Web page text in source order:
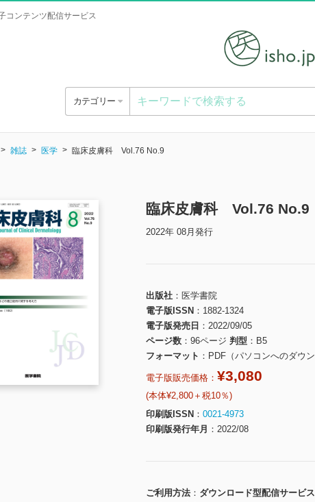
コンテンツ配信サービス
カテゴリー
雑誌 医学 臨床皮膚科 Vol.76 No.9
臨床皮膚科 Vol.76 No.9
2022年 08月発行
出版社
医学書院
電子版ISSN
1882-1324
電子版発売日
2022/09/05
ページ数
96ページ 判型
B5
フォーマット
PDF（パソコンへのダウン
電子版販売価格： ¥3,080
(本体¥2,800＋税10％)
印刷版ISSN
0021-4973
印刷版発行年月
2022/08
ご利用方法
ダウンロード型配信サービス